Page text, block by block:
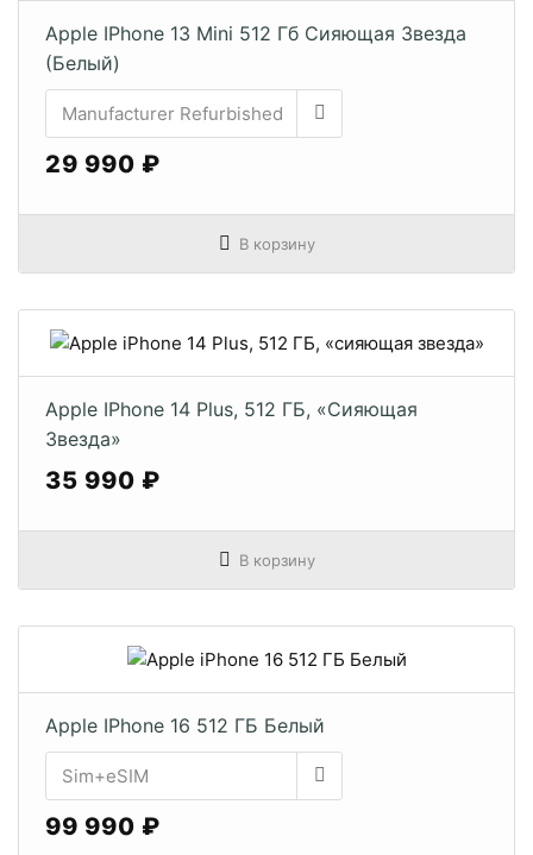
Apple IPhone 13 Mini 512 Гб Сияющая Звезда
(Белый)
29 990 ₽
В корзину
Apple IPhone 14 Plus, 512 ГБ, «сияющая
Звезда»
35 990 ₽
В корзину
Apple IPhone 16 512 ГБ Белый
99 990 ₽